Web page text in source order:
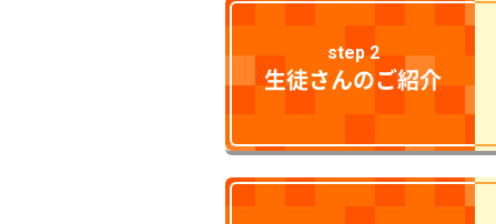
step 2
生徒さんのご紹介